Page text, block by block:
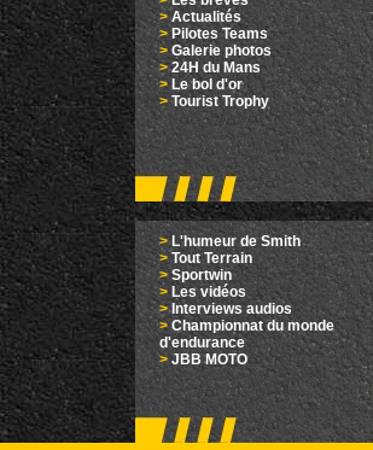
> Actualités
> Pilotes Teams
>Galerie photos
>24H du Mans
>Le bol d'or
> Tourist Trophy
>L'humeur de Smith
> Tout Terrain
> Sportwin
> Les vidéos
> Interviews audios
>Championnat du monde
d'endurance
> JBB MOTO